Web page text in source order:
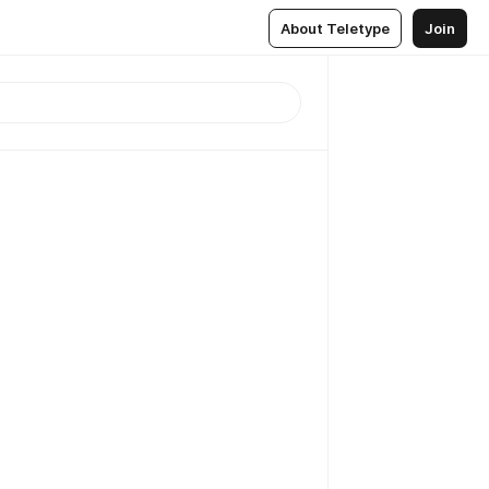
About Teletype Join